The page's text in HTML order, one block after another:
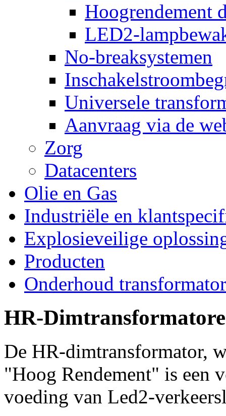
Hoogrendement
LED2-
No-breaksystemen
Universele
Aanvraag via de
Zorg
Datacenters
Olie en Gas
Industriële en
Explosieveilige
Producten
Onderhoud
HR-
De HR-dimtransformator,
"Hoog Rendement" is een
voeding van Led2-